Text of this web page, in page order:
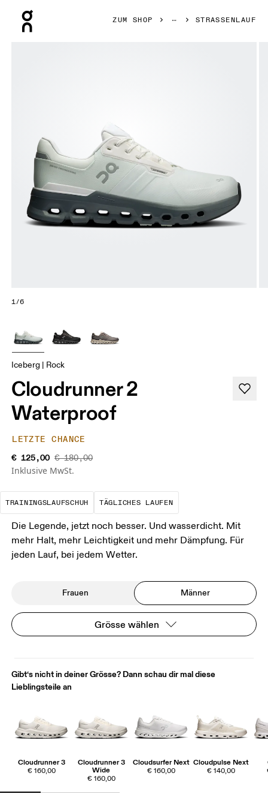
ZUM SHOP STRASSENLAUF
1/6
Iceberg | Rock
Cloudrunner 2
Waterproof
LETZTE CHANCE
€ 125,00 € 180,00
Inklusive MwSt.
TRAININGSLAUFSCHUH
Der optimale Schuh für die meisten
TÄGLICHES LAUFEN
Das ist deine Basis.
Die Legende, jetzt noch besser. Und wasserdicht. Mit
mehr Halt, mehr Leichtigkeit und mehr Dämpfung. Für
jeden Lauf, bei jedem Wetter.
Frauen Männer
Grösse wählen
Gibt‘s nicht in deiner Grösse? Dann schau dir mal diese
Lieblingsteile an
Cloudrunner 3
€ 160,00
Cloudrunner 3
Wide
€ 160,00
Cloudsurfer Next
€ 160,00
Cloudpulse Next
€ 140,00